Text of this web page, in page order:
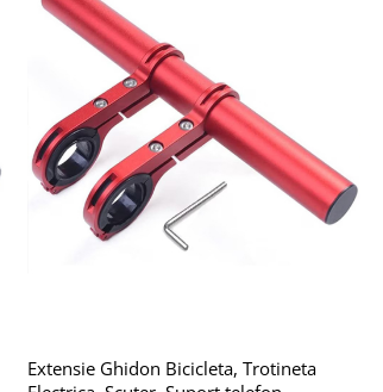
Extensie Ghidon Bicicleta, Trotineta